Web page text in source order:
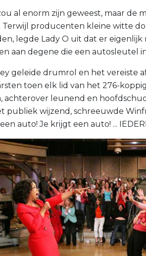
al enorm zijn geweest, maar de
producenten kleine witte
legde Lady O uit dat er eigenlijk
aan degene die een autosleutel
geleide drumrol en het vereiste
toen elk lid van het 276-
achterover leunend en
publiek wijzend, schreeuwde
auto! Je krijgt een auto! ...